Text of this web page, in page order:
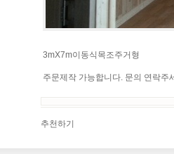
3mX7m이동식목조주거형
주문제작 가능합니다. 문의 연락주
추천하기